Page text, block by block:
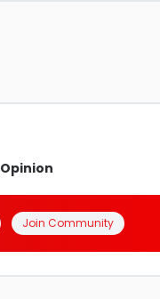
Opinion
Join Community